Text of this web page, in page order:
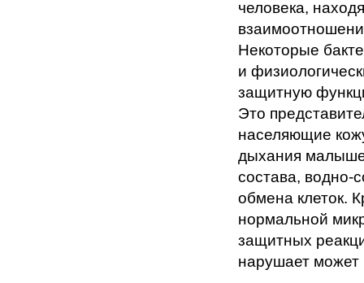
человека,
Некоторые
и
защитную
Это
населяющие
дыхания
состава, водно-
обмена клеток.
нормальной
защитных
нарушает может